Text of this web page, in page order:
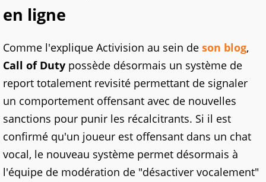
en ligne
Comme l'explique Activision au sein de son blog,
Call of Duty possède désormais un système de
report totalement revisité permettant de signaler
un comportement offensant avec de nouvelles
sanctions pour punir les récalcitrants. Si il est
confirmé qu'un joueur est offensant dans un chat
vocal, le nouveau système permet désormais à
l'équipe de modération de "désactiver vocalement"